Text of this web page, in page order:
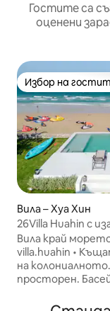
Гостите са
оценени
Избор на
Избор на
Вила – Хуа Хин
26Villa Huahin с
Вила край
villa.huahin • Къщата е край морето
на
просторен.
морето Хуа